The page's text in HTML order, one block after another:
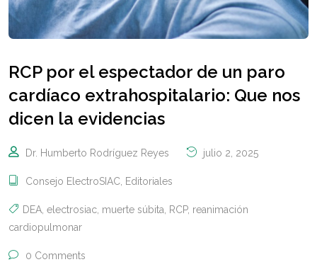
RCP por el espectador de un paro
cardíaco extrahospitalario: Que nos
dicen la evidencias
Dr. Humberto Rodríguez Reyes julio 2, 2025
Consejo ElectroSIAC Editoriales
DEA electrosiac muerte súbita RCP, reanimación
cardiopulmonar
0 Comments